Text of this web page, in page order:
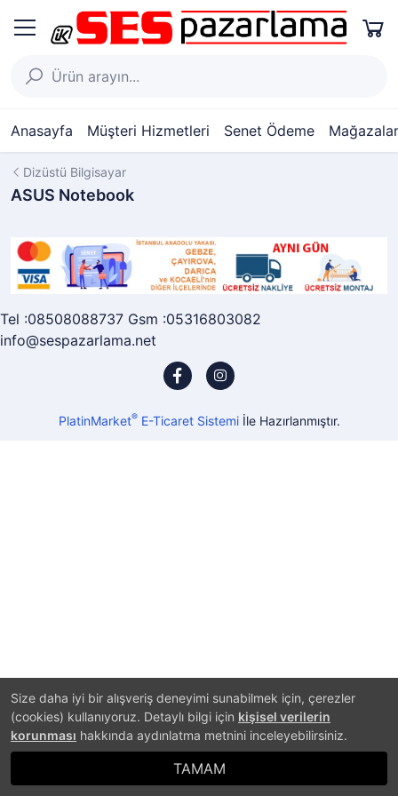
Anasayfa Müşteri Hizmetleri Senet Ödeme
Size daha iyi bir alışveriş deneyimi sunabilmek için, çerezler
(cookies) kullanıyoruz. Detaylı bilgi için kişisel verilerin
korunması hakkında aydınlatma metnini inceleyebilirsiniz.
TAMAM
Dizüstü Bilgisayar
ASUS Notebook
Tel :08508088737 Gsm :05316803082
info@sespazarlama.net
PlatinMarket®E-Ticaret Sistemiİle Hazırlanmıştır.